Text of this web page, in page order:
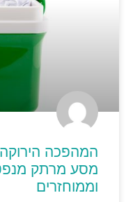
המהפכה
מסע מרתק
וממוחזרים